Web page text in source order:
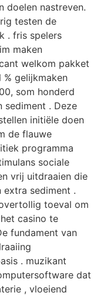
doelen nastreven.
testen de
. fris spelers
maken
welkom pakket
gelijkmaken
som honderd
sediment . Deze
initiële doen
de flauwe
programma
sociale
vrij uitdraaien die
extra sediment .
toeval om
casino te
fundament van
. muzikant
dat
, vloeiend